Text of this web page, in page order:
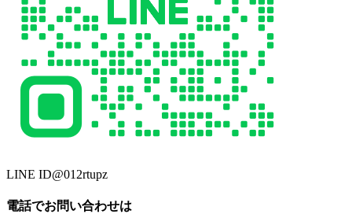
LINE ID@012rtupz
電話でお問い合わせは